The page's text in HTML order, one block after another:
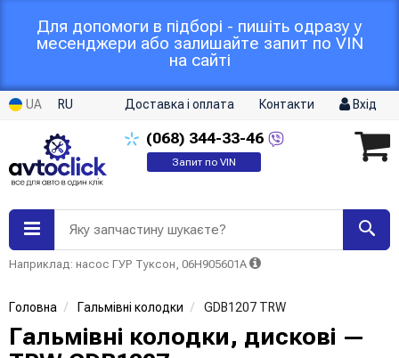
Для допомоги в підборі - пишіть одразу у
месенджери або залишайте запит по VIN
на сайті
UA RU Доставка і оплата Контакти Вхід
(068) 344-33-46
Запит по VIN
Яку запчастину шукаєте?
Наприклад: насос ГУР Туксон, 06H905601A
Головна Гальмівні колодки GDB1207 TRW
Гальмівні колодки, дискові —